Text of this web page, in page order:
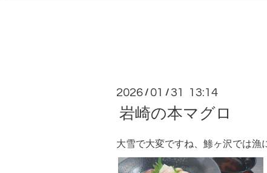
2026 / 01 /31 13:14
岩崎の本マグロ
大雪で大変ですね、鯵ヶ沢では漁